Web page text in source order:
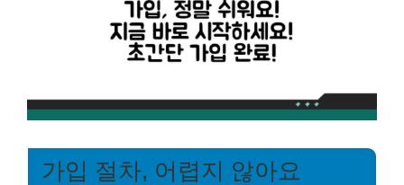
가입 절차, 어렵지 않아요